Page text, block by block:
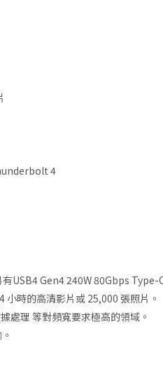
4
USB4 Gen4 240W 80Gbps
小時的高清影片或 25,000 張照片。
處理 等對頻寬要求極高的領域。